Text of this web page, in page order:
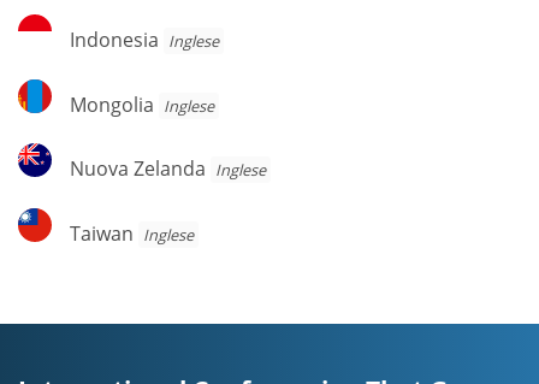
Indonesia
Indonesia Inglese
Mongolia
Mongolia Inglese
Nuova
Zelanda
Nuova Zelanda Inglese
Taiwan
Taiwan Inglese